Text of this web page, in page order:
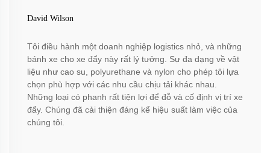
David Wilson
Tôi điều hành một doanh nghiệp logistics nhỏ, và những
bánh xe cho xe đẩy này rất lý tưởng. Sự đa dạng về vật
liệu như cao su, polyurethane và nylon cho phép tôi lựa
chọn phù hợp với các nhu cầu chịu tải khác nhau.
Những loại có phanh rất tiện lợi để đỗ và cố định vị trí xe
đẩy. Chúng đã cải thiện đáng kể hiệu suất làm việc của
chúng tôi.